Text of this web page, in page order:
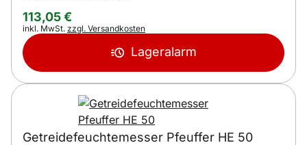
113,05€
Steuerhinweis:
inkl. MwSt. zzgl. Versandkosten
Lageralarm
Getreidefeuchtemesser Pfeuffer HE 50